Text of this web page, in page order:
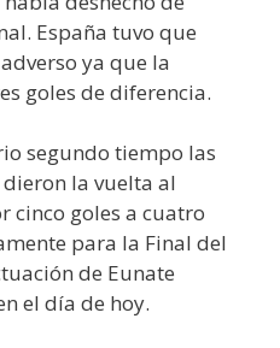
España tuvo que
ya que la
goles de diferencia.
segundo tiempo las
la vuelta al
cinco goles a cuatro
para la Final del
de Eunate
el día de hoy.